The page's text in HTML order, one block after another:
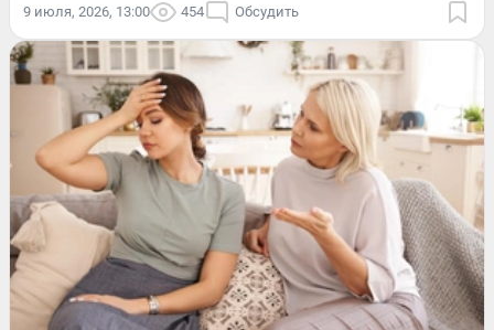
9 июля, 2026, 13:00 454 Обсудить